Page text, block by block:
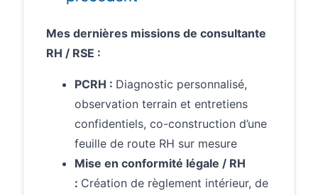
Mes dernières missions de consultante
RH / RSE :
PCRH : Diagnostic personnalisé,
observation terrain et entretiens
confidentiels, co-construction d’une
feuille de route RH sur mesure
Mise en conformité légale / RH
: Création de règlement intérieur, de